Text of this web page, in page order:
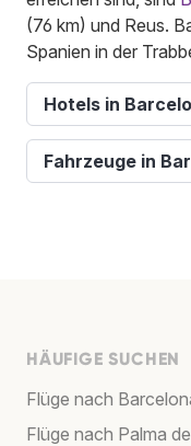
(76 km) und Reus.
Spanien in der
Hotels in
Fahrzeuge in
HÄUFIGE SUCHEN
Flüge nach
Flüge nach Palma